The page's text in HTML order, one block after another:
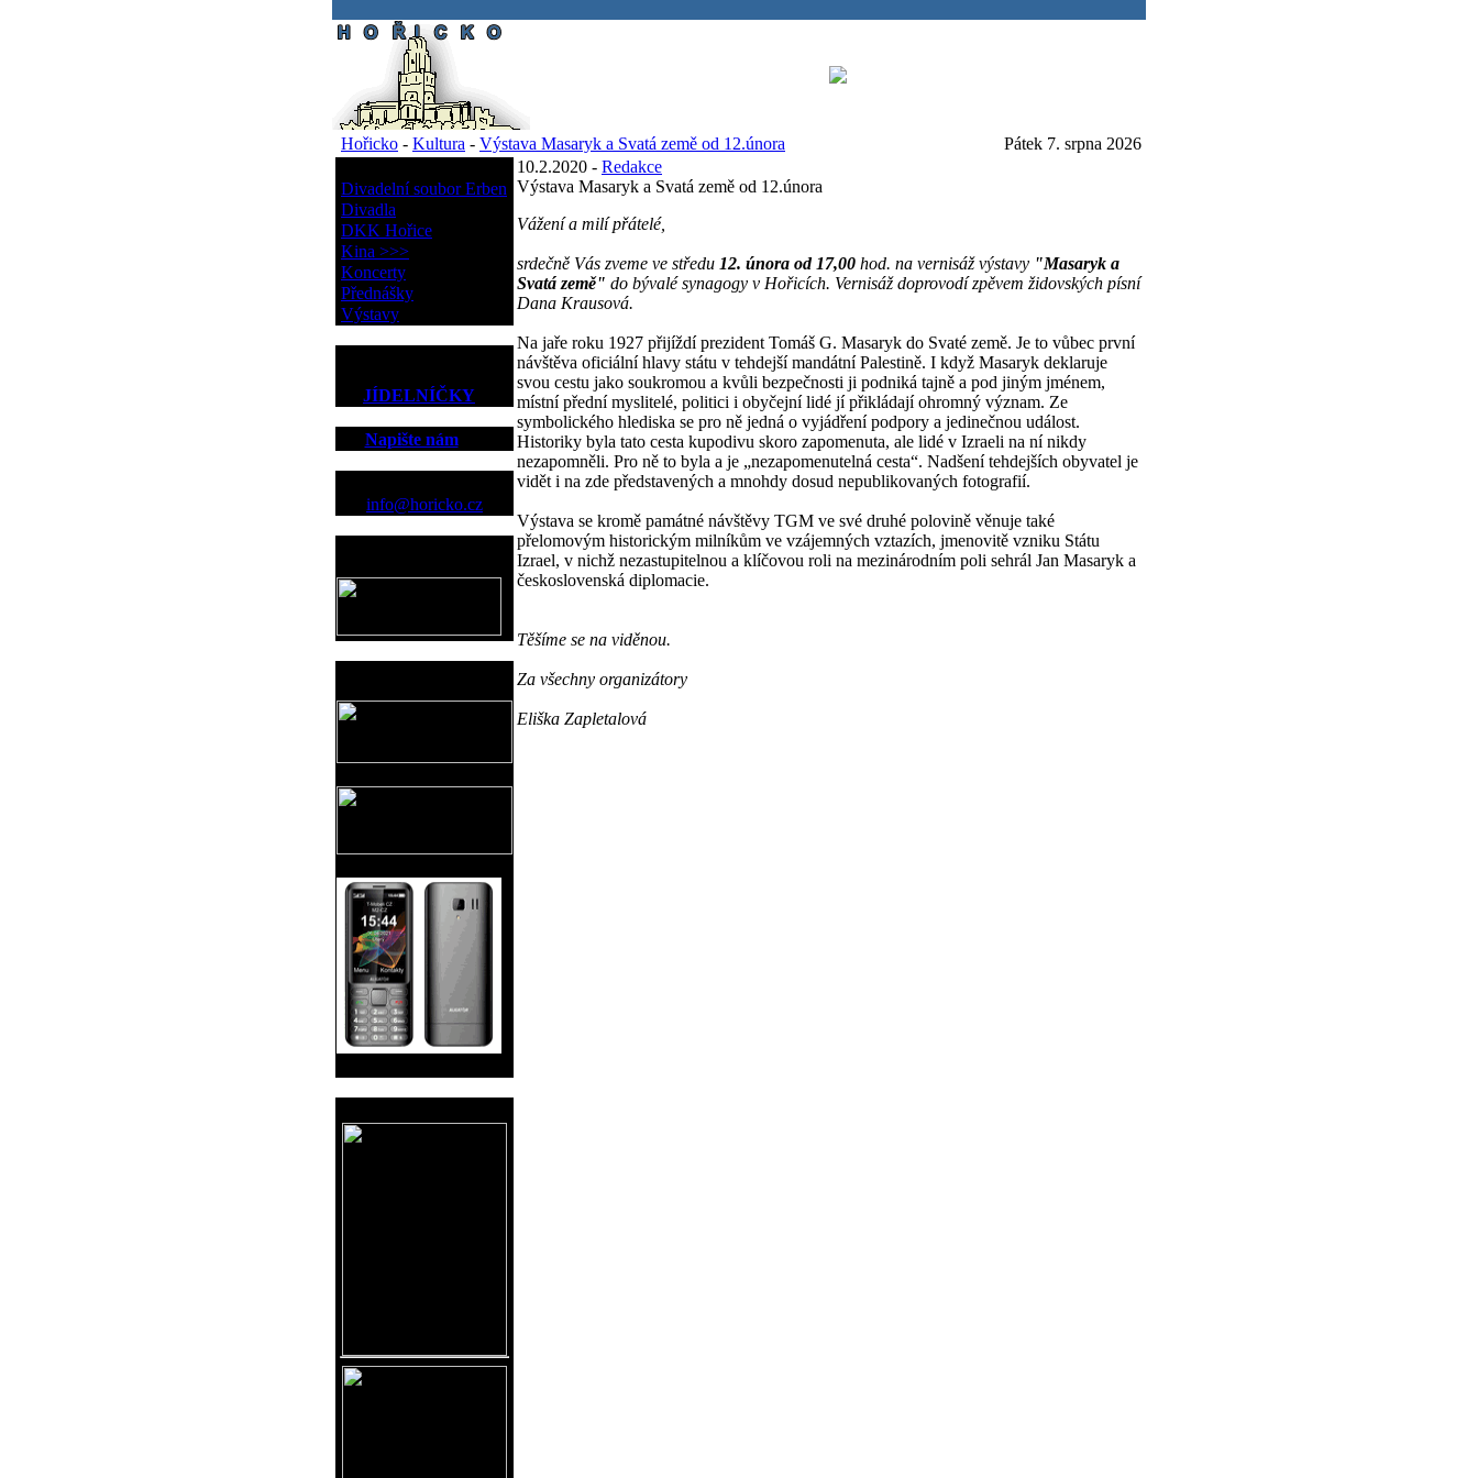
Hořicko - Kultura - Výstava Masaryk a Svatá země od 12.února
Pátek 7. srpna 2026
Divadelní soubor Erben
Divadla
DKK Hořice
Kina >>>
Koncerty
Přednášky
Výstavy
JÍDELNÍČKY
Napište nám
info@horicko.cz
10.2.2020 - Redakce
Výstava Masaryk a Svatá země od 12.února
Vážení a milí přátelé,
srdečně Vás zveme ve středu 12. února od 17,00 hod. na vernisáž výstavy "Masaryk a
Svatá země" do bývalé synagogy v Hořicích. Vernisáž doprovodí zpěvem židovských písní
Dana Krausová.
Na jaře roku 1927 přijíždí prezident Tomáš G. Masaryk do Svaté země. Je to vůbec první
návštěva oficiální hlavy státu v tehdejší mandátní Palestině. I když Masaryk deklaruje
svou cestu jako soukromou a kvůli bezpečnosti ji podniká tajně a pod jiným jménem,
místní přední myslitelé, politici i obyčejní lidé jí přikládají ohromný význam. Ze
symbolického hlediska se pro ně jedná o vyjádření podpory a jedinečnou událost.
Historiky byla tato cesta kupodivu skoro zapomenuta, ale lidé v Izraeli na ní nikdy
nezapomněli. Pro ně to byla a je „nezapomenutelná cesta“. Nadšení tehdejších obyvatel je
vidět i na zde představených a mnohdy dosud nepublikovaných fotografií.
Výstava se kromě památné návštěvy TGM ve své druhé polovině věnuje také
přelomovým historickým milníkům ve vzájemných vztazích, jmenovitě vzniku Státu
Izrael, v nichž nezastupitelnou a klíčovou roli na mezinárodním poli sehrál Jan Masaryk a
československá diplomacie.
Těšíme se na viděnou.
Za všechny organizátory
Eliška Zapletalová